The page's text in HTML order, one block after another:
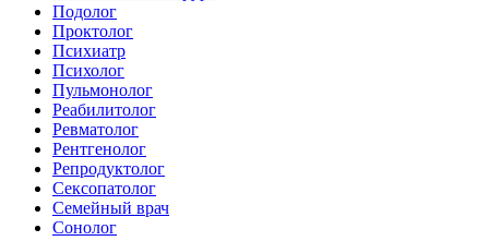
Подолог
Проктолог
Психиатр
Психолог
Пульмонолог
Реабилитолог
Ревматолог
Рентгенолог
Репродуктолог
Сексопатолог
Семейный врач
Сонолог